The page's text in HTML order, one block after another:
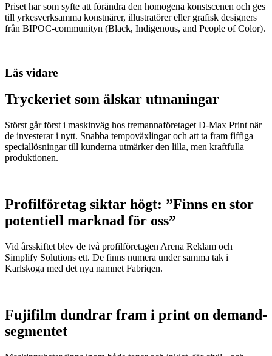
Priset har som syfte att förändra den homogena konstscenen och ges
till yrkesverksamma konstnärer, illustratörer eller grafisk designers
från BIPOC-communityn (Black, Indigenous, and People of Color).
Läs vidare
Tryckeriet som älskar utmaningar
Störst går först i maskinväg hos tremannaföretaget D-Max Print när
de investerar i nytt. Snabba tempoväxlingar och att ta fram fiffiga
speciallösningar till kunderna utmärker den lilla, men kraftfulla
produktionen.
Profilföretag siktar högt: ”Finns en stor
potentiell marknad för oss”
Vid årsskiftet blev de två profilföretagen Arena Reklam och
Simplify Solutions ett. De finns numera under samma tak i
Karlskoga med det nya namnet Fabriqen.
Fujifilm dundrar fram i print on demand-
segmentet